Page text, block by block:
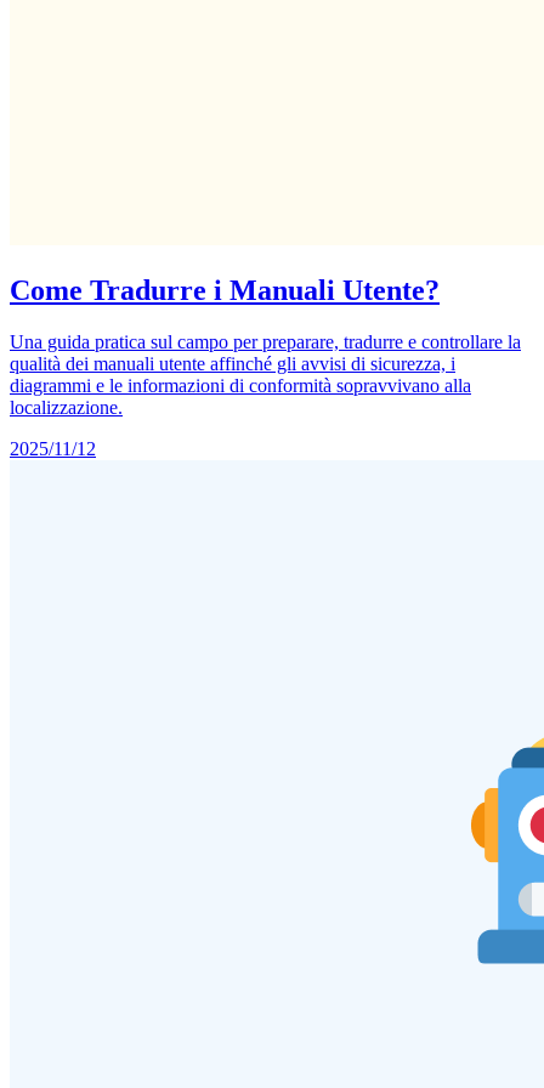
Come Tradurre i Manuali Utente?
Una guida pratica sul campo per preparare, tradurre e controllare la
qualità dei manuali utente affinché gli avvisi di sicurezza, i
diagrammi e le informazioni di conformità sopravvivano alla
localizzazione.
2025/11/12